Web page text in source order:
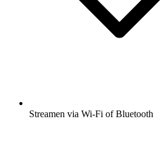
Streamen via Wi-Fi of Bluetooth